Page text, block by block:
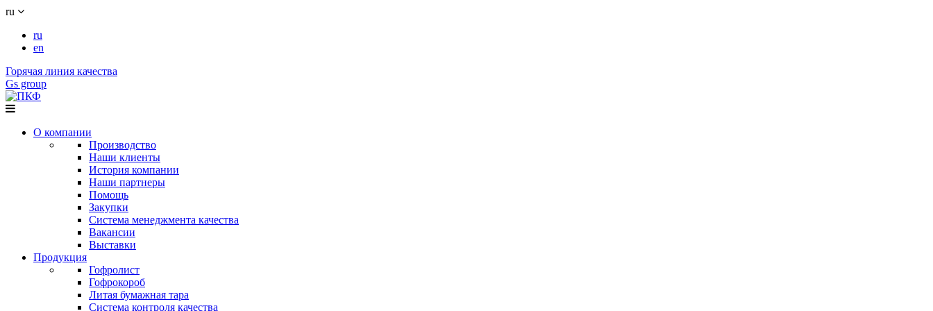
ru
ru
en
Горячая линия качества
Gs group
О компании
Производство
Наши клиенты
История компании
Наши партнеры
Помощь
Закупки
Система менеджмента качества
Вакансии
Выставки
Продукция
Гофролист
Гофрокороб
Литая бумажная тара
Система контроля качества